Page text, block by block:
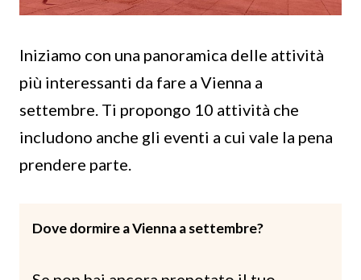
Iniziamo con una panoramica delle attività
più interessanti da fare a Vienna a
settembre. Ti propongo 10 attività che
includono anche gli eventi a cui vale la pena
prendere parte.
Dove dormire a Vienna a settembre?